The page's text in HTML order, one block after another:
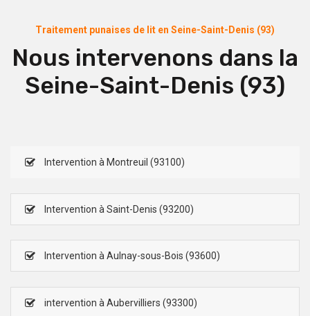
Traitement punaises de lit en Seine-Saint-Denis (93)
Nous intervenons dans la
Seine-Saint-Denis (93)
Intervention à Montreuil (93100)
Intervention à Saint-Denis (93200)
Intervention à Aulnay-sous-Bois (93600)
intervention à Aubervilliers (93300)